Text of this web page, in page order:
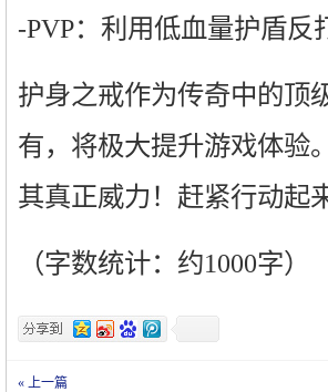
-PVP：利用低血量护盾
护身之戒作为传奇中的顶
有，将极大提升游戏体验
其真正威力！赶紧行动起
（字数统计：约1000字）
« 上一篇